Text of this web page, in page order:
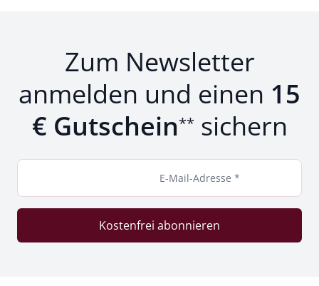
Zum Newsletter
anmelden und einen 15
€ Gutschein** sichern
E-Mail-Adresse *
Kostenfrei abonnieren